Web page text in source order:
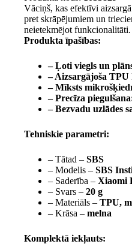
Vāciņš, kas efektīvi
pret skrāpējumiem un
neietekmējot
Produkta īpašības:
– Ļoti viegls un
– Aizsargājoša
– Mīksts
– Precīza
– Bezvadu uzlādes
Tehniskie parametri:
– Tātad – SBS
– Modelis – SBS
– Saderība – Xiaomi
– Svars – 20 g
– Materiāls – TPU,
– Krāsa – melna
Komplektā iekļauts: